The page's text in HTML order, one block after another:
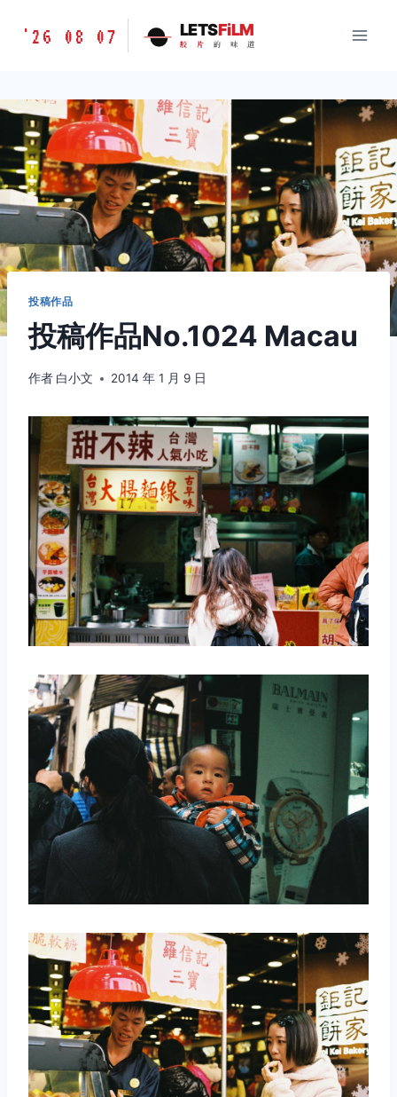
胶
味
道
LETSFILM
'26 08 07 LETSFiLM
胶 片 的 味 道
投稿作品
投稿作品No.1024 Macau
作者 白小文 2014 年 1 月 9 日